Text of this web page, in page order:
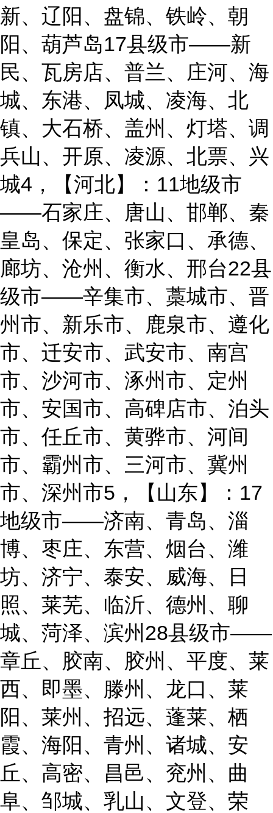
新、辽阳、盘锦、铁岭、朝
阳、葫芦岛17县级市——新
民、瓦房店、普兰、庄河、海
城、东港、凤城、凌海、北
镇、大石桥、盖州、灯塔、调
兵山、开原、凌源、北票、兴
城4，【河北】：11地级市
——石家庄、唐山、邯郸、秦
皇岛、保定、张家口、承德、
廊坊、沧州、衡水、邢台22县
级市——辛集市、藁城市、晋
州市、新乐市、鹿泉市、遵化
市、迁安市、武安市、南宫
市、沙河市、涿州市、定州
市、安国市、高碑店市、泊头
市、任丘市、黄骅市、河间
市、霸州市、三河市、冀州
市、深州市5，【山东】：17
地级市——济南、青岛、淄
博、枣庄、东营、烟台、潍
坊、济宁、泰安、威海、日
照、莱芜、临沂、德州、聊
城、菏泽、滨州28县级市——
章丘、胶南、胶州、平度、莱
西、即墨、滕州、龙口、莱
阳、莱州、招远、蓬莱、栖
霞、海阳、青州、诸城、安
丘、高密、昌邑、兖州、曲
阜、邹城、乳山、文登、荣